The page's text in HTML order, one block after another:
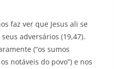
faz ver que Jesus ali se
adversários (19,47).
(“os sumos
notáveis do povo”) e nos